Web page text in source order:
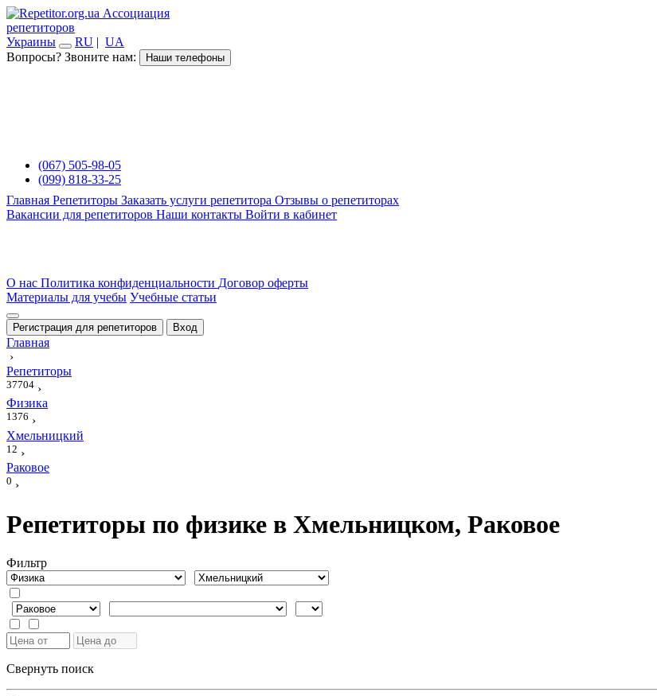
Ассоциация
репетиторов
Украины
RU | UA
Вопросы? Звоните нам:
Наши телефоны
(067) 505-98-05
(099) 818-33-25
Главная Репетиторы Заказать услуги репетитора Отзывы о репетиторах
Вакансии для репетиторов Наши контакты Войти в кабинет
О нас Политика конфиденциальности Договор оферты
Материалы для учебы Учебные статьи
Регистрация для репетиторов Вход
Главная
›
Репетиторы
37704 ›
Физика
1376 ›
Хмельницкий
12 ›
Раковое
0 ›
Репетиторы по физике в Хмельницком, Раковое
Фильтр
Свернуть поиск